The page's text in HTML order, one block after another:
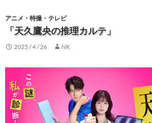
アニメ・特撮・テレビ
「天久鷹央の推理カルテ」
2025 / 4 / 26 NK